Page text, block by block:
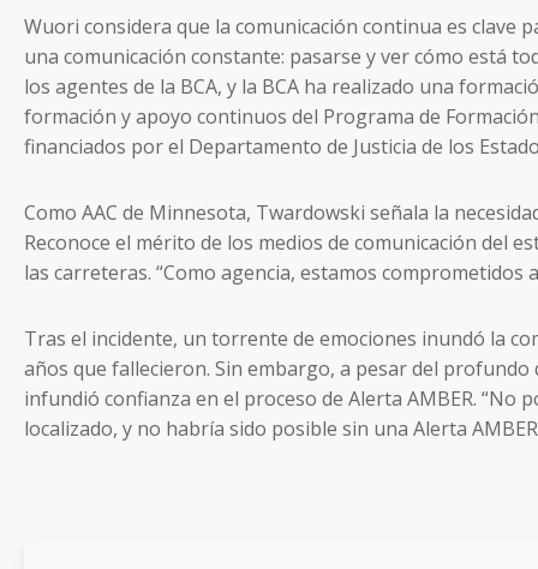
Wuori considera que la comunicación continua es clave
una comunicación constante: pasarse y ver cómo está
los agentes de la BCA, y la BCA ha realizado una
formación y apoyo continuos del Programa de
financiados por el Departamento de Justicia de los
Como AAC de Minnesota, Twardowski señala la
Reconoce el mérito de los medios de comunicación del
las carreteras. “Como agencia, estamos
Tras el incidente, un torrente de emociones inundó la
años que fallecieron. Sin embargo, a pesar del
infundió confianza en el proceso de Alerta AMBER.
localizado, y no habría sido posible sin una Alerta